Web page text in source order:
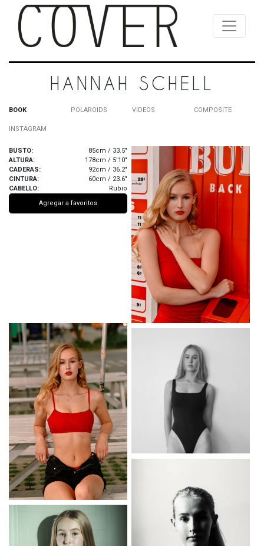
HANNAH SCHELL
BOOK POLAROIDS VIDEOS COMPOSITE
INSTAGRAM
BUSTO:
85cm / 33.5"
ALTURA:
178cm / 5'10"
CADERAS:
92cm / 36.2"
CINTURA:
60cm / 23.6"
CABELLO:
Rubio
Agregar a favoritos